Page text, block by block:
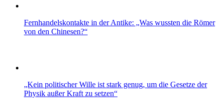
Fernhandelskontakte in der Antike: „Was wussten die Römer
von den Chinesen?“
„Kein politischer Wille ist stark genug, um die Gesetze der
Physik außer Kraft zu setzen“